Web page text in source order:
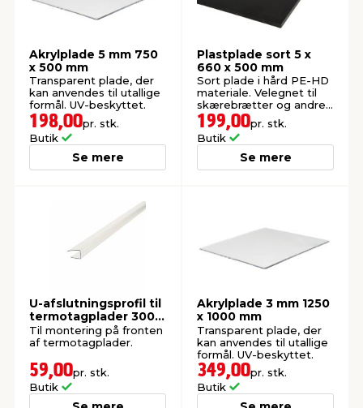
Akrylplade 5 mm 750
x 500 mm
Transparent plade, der
kan anvendes til utallige
formål. UV-beskyttet.
198,00pr. stk.
Butik
Se mere
Plastplade sort 5 x
660 x 500 mm
Sort plade i hård PE-HD
materiale. Velegnet til
skærebrætter og andre
hobbyprojekter.
199,00pr. stk.
Butik
Se mere
U-afslutningsprofil til
termotagplader 300
cm
Til montering på fronten
af termotagplader.
59,00pr. stk.
Butik
Akrylplade 3 mm 1250
x 1000 mm
Transparent plade, der
kan anvendes til utallige
formål. UV-beskyttet.
349,00pr. stk.
Butik